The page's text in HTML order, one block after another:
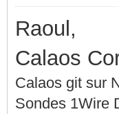
Raoul,
Calaos
Calaos git sur
Sondes 1Wire